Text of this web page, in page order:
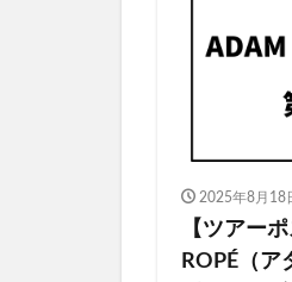
2025年8月18
【ツアー
ROPÉ（ア